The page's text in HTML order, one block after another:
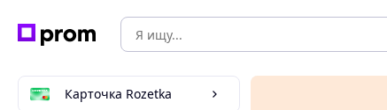
Карточка Rozetka